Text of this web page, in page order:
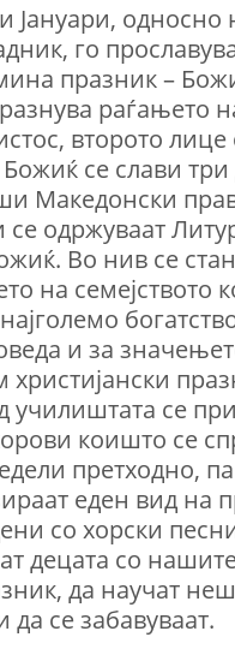
Јануари, односно
го
празник –
раѓањето
второто лице
се слави
Македонски
се одржуваат
Во нив се
на семејството
и за
христијански
училиштата се
коишто се
претходно,
еден вид на
со хорски
децата со
да научат
да се забавуваат.